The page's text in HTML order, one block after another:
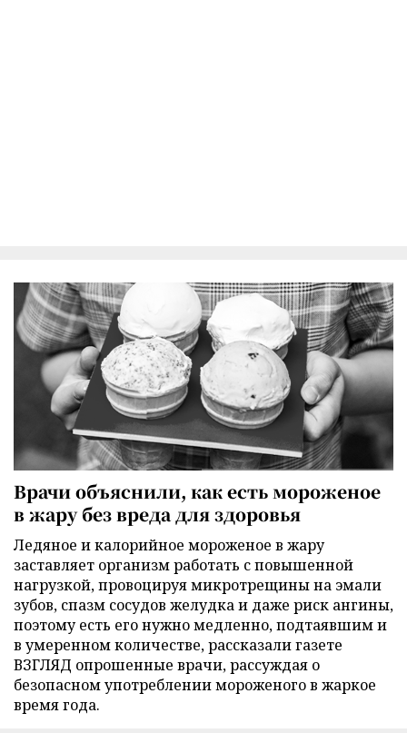
Врачи объяснили, как есть мороженое
в жару без вреда для здоровья
Ледяное и калорийное мороженое в жару
заставляет организм работать с повышенной
нагрузкой, провоцируя микротрещины на эмали
зубов, спазм сосудов желудка и даже риск ангины,
поэтому есть его нужно медленно, подтаявшим и
в умеренном количестве, рассказали газете
ВЗГЛЯД опрошенные врачи, рассуждая о
безопасном употреблении мороженого в жаркое
время года.